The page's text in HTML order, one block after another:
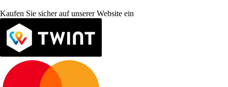
Kaufen Sie sicher auf unserer Website ein